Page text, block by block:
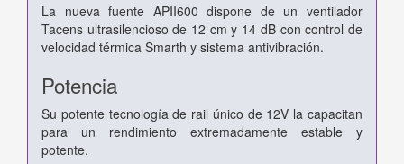
La nueva fuente APII600 dispone de un ventilador
Tacens ultrasilencioso de 12 cm y 14 dB con control de
velocidad térmica Smarth y sistema antivibración.
Potencia
Su potente tecnología de rail único de 12V la capacitan
para un rendimiento extremadamente estable y
potente.